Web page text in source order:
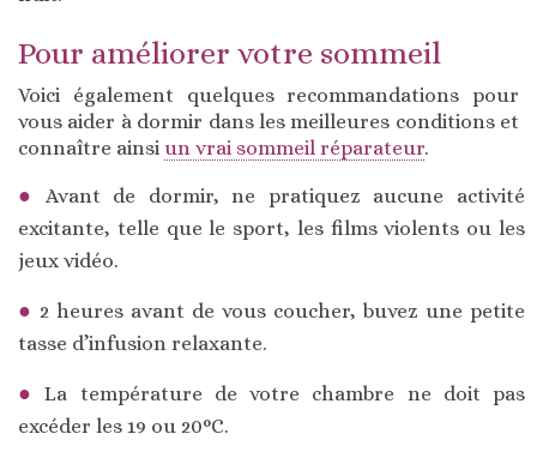
Pour améliorer votre sommeil
Voici également quelques recommandations pour
vous aider à dormir dans les meilleures conditions et
connaître ainsi un vrai sommeil réparateur.
Avant de dormir, ne pratiquez aucune activité
excitante, telle que le sport, les films violents ou les
jeux vidéo.
2 heures avant de vous coucher, buvez une petite
tasse d’infusion relaxante.
La température de votre chambre ne doit pas
excéder les 19 ou 20°C.